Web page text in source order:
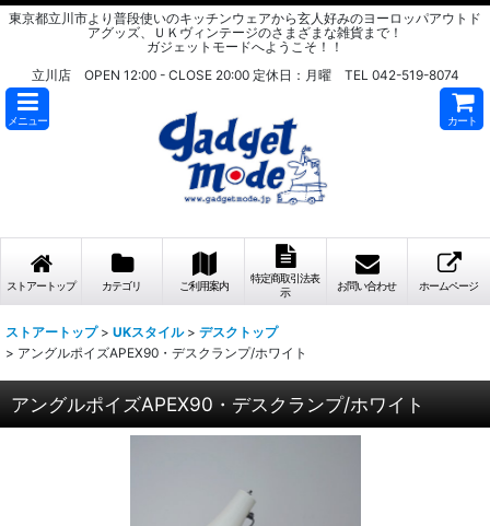
東京都立川市より普段使いのキッチンウェアから玄人好みのヨーロッパアウトド
アグッズ、ＵＫヴィンテージのさまざまな雑貨まで！
ガジェットモードへようこそ！！
立川店 OPEN 12:00 - CLOSE 20:00 定休日：月曜 TEL 042-519-8074
メニュー カート
ストアートップ カテゴリ ご利用案内
特定商取引法表
示
お問い合わせ ホームページ
ストアートップ > UKスタイル > デスクトップ
> アングルポイズAPEX90・デスクランプ/ホワイト
アングルポイズAPEX90・デスクランプ/ホワイト